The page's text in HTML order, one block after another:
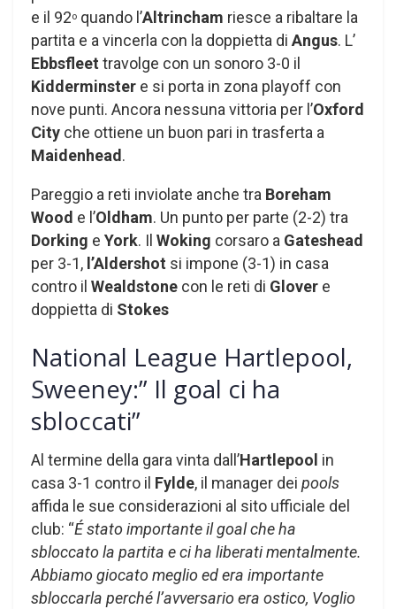
e il 92o quando l’Altrincham riesce a ribaltare la
partita e a vincerla con la doppietta di Angus. L’
Ebbsfleet travolge con un sonoro 3-0 il
Kidderminster e si porta in zona playoff con
nove punti. Ancora nessuna vittoria per l’Oxford
City che ottiene un buon pari in trasferta a
Maidenhead .
Pareggio a reti inviolate anche tra Boreham
Wood e l’Oldham. Un punto per parte (2-2) tra
Dorking e York. Il Woking corsaro a Gateshead
per 3-1, l’Aldershot si impone (3-1) in casa
contro il Wealdstone con le reti di Glover e
doppietta di Stokes
National League Hartlepool,
Sweeney:” Il goal ci ha
sbloccati”
Al termine della gara vinta dall’Hartlepool in
casa 3-1 contro il Fylde, il manager dei pools
affida le sue considerazioni al sito ufficiale del
club: “É stato importante il goal che ha
sbloccato la partita e ci ha liberati mentalmente.
Abbiamo giocato meglio ed era importante
sbloccarla perché l’avversario era ostico, Voglio